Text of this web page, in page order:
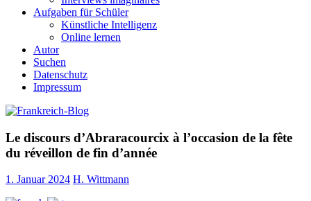
Aufgaben für Schüler
Künstliche Intelligenz
Online lernen
Autor
Suchen
Datenschutz
Impressum
Le discours d’Abraracourcix à l’occasion de la fête
du réveillon de fin d’année
1. Januar 2024 H. Wittmann